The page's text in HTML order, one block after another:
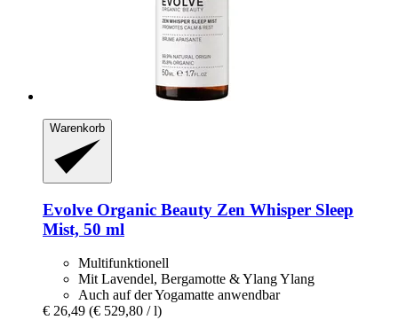
Warenkorb
Evolve Organic Beauty Zen Whisper Sleep
Mist, 50 ml
Multifunktionell
Mit Lavendel, Bergamotte & Ylang Ylang
Auch auf der Yogamatte anwendbar
€ 26,49 (€ 529,80 / l)